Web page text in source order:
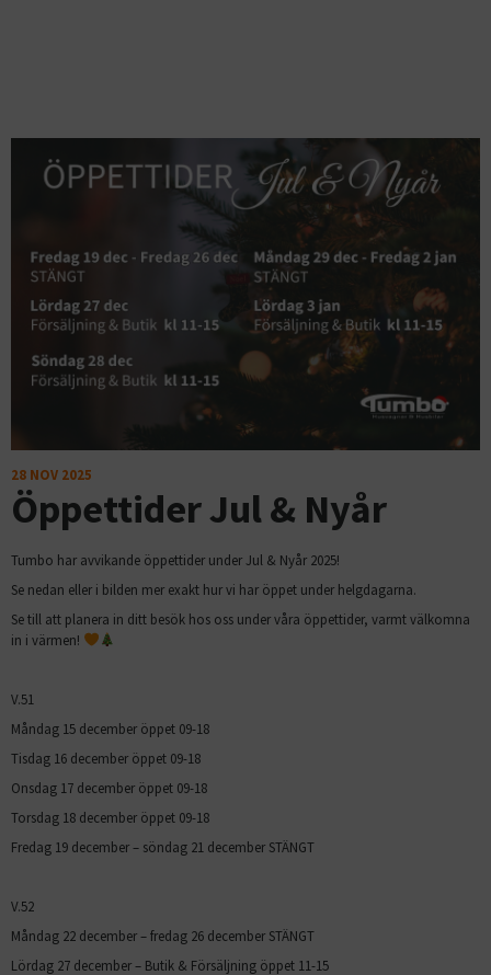
28 NOV 2025
Öppettider Jul & Nyår
Tumbo har avvikande öppettider under Jul & Nyår 2025!
Se nedan eller i bilden mer exakt hur vi har öppet under helgdagarna.
Se till att planera in ditt besök hos oss under våra öppettider, varmt välkomna
in i värmen!
V.51
Måndag 15 december öppet 09-18
Tisdag 16 december öppet 09-18
Onsdag 17 december öppet 09-18
Torsdag 18 december öppet 09-18
Fredag 19 december – söndag 21 december STÄNGT
V.52
Måndag 22 december – fredag 26 december STÄNGT
Lördag 27 december – Butik & Försäljning öppet 11-15